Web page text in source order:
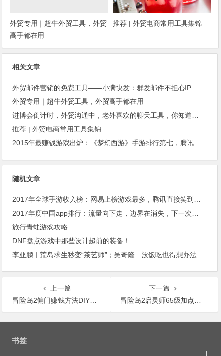
外贸专用｜超牛外贸工具，外贸
高手都在用
推荐 | 外贸电商常用工具集锦
相关文章
外贸邮件营销的免费工具——小满快发：群发邮件不担心IP被封
外贸专用｜超牛外贸工具，外贸高手都在用
进博会倒计时，外贸沟通中，老外喜欢的聊天工具，你知道几种？
推荐 | 外贸电商常用工具集锦
2015年最赚钱游戏出炉：《梦幻西游》手游排行第七，腾讯总收入进前三
随机文章
2017年全球手游收入榜：网易上榜游戏最多，腾讯直接笑到最后！
2017年度中国app排行：流量向下走，边界在消失，下一次巨变近在眼前了吗？
旅行青蛙游戏攻略
DNF盘点游戏中那些设计超前的装备！
李亚鹏︱荒岛求生秒变“茶艺师”；吴奇隆︱没饭吃也得想办法喝茶！
上一篇
冒险岛2偏门赚钱方法DIY系统月入过万
下一篇
冒险岛2启灵师65级加点手法分享
文
书签